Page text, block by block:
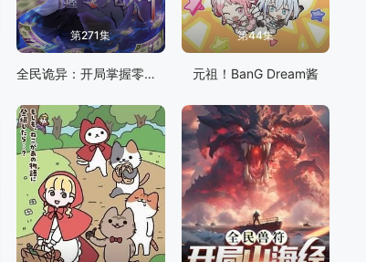
第271集
全民诡异：开局掌握零元购
第44集
元祖！BanG Dream酱